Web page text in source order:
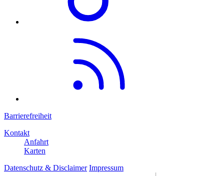
Barrierefreiheit
Kontakt
Anfahrt
Karten
Datenschutz & Disclaimer Impressum